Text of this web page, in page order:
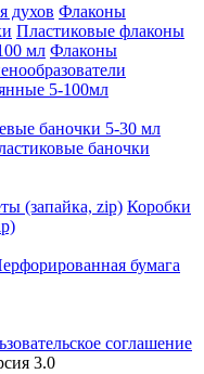
духов Флаконы
Пластиковые флаконы
мл Флаконы
5-100мл
баночки 5-30 мл
баночки
(запайка, zip) Коробки
бумага
соглашение
3.0